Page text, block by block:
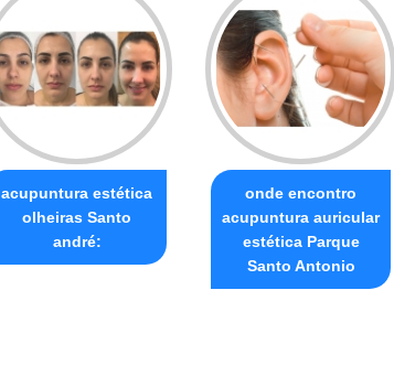
acupuntura estética
olheiras Santo
andré:
onde encontro
acupuntura auricular
estética Parque
Santo Antonio